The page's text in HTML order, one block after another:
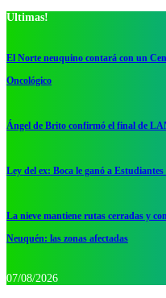
Ultimas!
El Norte neuquino contará con un
Oncológico
Ángel de Brito confirmó el final de
Ley del ex: Boca le ganó a
La nieve mantiene rutas cerradas y
Neuquén: las zonas afectadas
07/08/2026